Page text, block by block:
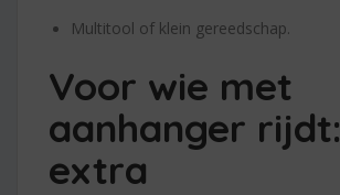
Multitool of klein gereedschap.
Voor wie met
aanhanger rijdt:
extra